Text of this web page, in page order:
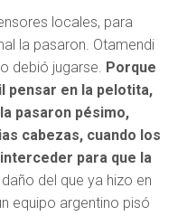
locales, para
la pasaron. Otamendi
debió jugarse. Porque
pensar en la pelotita,
pasaron pésimo,
cabezas, cuando los
para que la
del que ya hizo en
equipo argentino pisó